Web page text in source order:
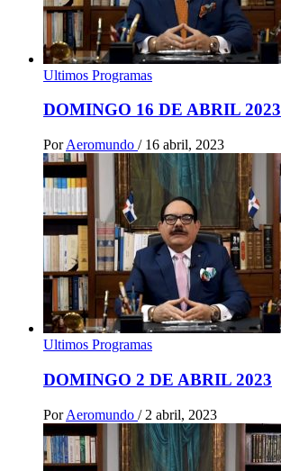
Ultimos Programas
DOMINGO 16 DE ABRIL 2023
Por Aeromundo / 16 abril, 2023
Ultimos Programas
DOMINGO 2 DE ABRIL 2023
Por Aeromundo / 2 abril, 2023